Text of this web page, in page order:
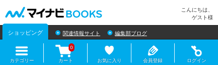
こんにちは、
ゲスト様
ショッピング 関連情報サイト 編集部ブログ
カテゴリー カート
0
お気に入り 会員登録 ログイン